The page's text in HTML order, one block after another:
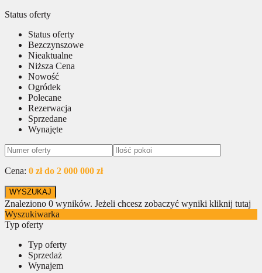
Status oferty
Status oferty
Bezczynszowe
Nieaktualne
Niższa Cena
Nowość
Ogródek
Polecane
Rezerwacja
Sprzedane
Wynajęte
Cena: 0 zł do 2 000 000 zł
Znaleziono 0 wyników. Jeżeli chcesz zobaczyć wyniki kliknij tutaj
Wyszukiwarka
Typ oferty
Typ oferty
Sprzedaż
Wynajem